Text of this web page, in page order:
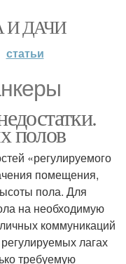
И ДАЧИ
статьи
полов
«регулируемого
помещения,
пола. Для
на необходимую
коммуникаций
лагах
требуемую